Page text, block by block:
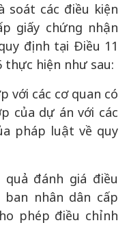
soát các điều kiện
giấy chứng nhận
định tại Điều 11
thực hiện như sau:
với các cơ quan có
của dự án với các
pháp luật về quy
đánh giá điều
nhân dân cấp
phép điều chỉnh